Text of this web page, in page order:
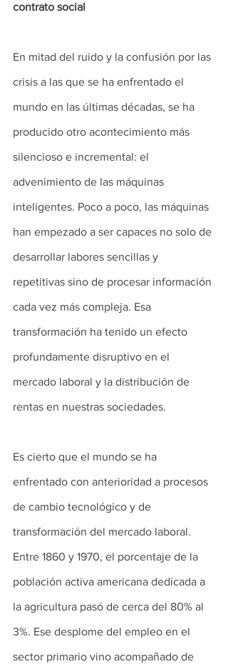
contrato social
En mitad del ruido y la confusión por las
crisis a las que se ha enfrentado el
mundo en las últimas décadas, se ha
producido otro acontecimiento más
silencioso e incremental: el
advenimiento de las máquinas
inteligentes. Poco a poco, las máquinas
han empezado a ser capaces no solo de
desarrollar labores sencillas y
repetitivas sino de procesar información
cada vez más compleja. Esa
transformación ha tenido un efecto
profundamente disruptivo en el
mercado laboral y la distribución de
rentas en nuestras sociedades.
Es cierto que el mundo se ha
enfrentado con anterioridad a procesos
de cambio tecnológico y de
transformación del mercado laboral.
Entre 1860 y 1970, el porcentaje de la
población activa americana dedicada a
la agricultura pasó de cerca del 80% al
3%. Ese desplome del empleo en el
sector primario vino acompañado de